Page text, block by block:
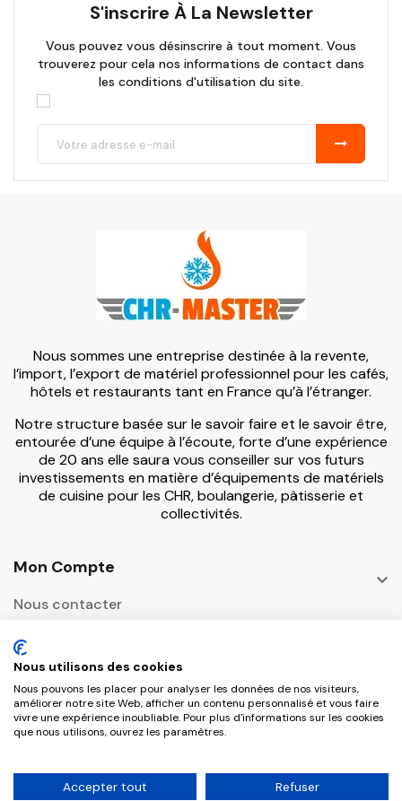
S'inscrire À La Newsletter
Vous pouvez vous désinscrire à tout moment. Vous
trouverez pour cela nos informations de contact dans
les conditions d'utilisation du site.
Nous sommes une entreprise destinée à la revente,
l’import, l’export de matériel professionnel pour les cafés,
hôtels et restaurants tant en France qu’à l’étranger.
Notre structure basée sur le savoir faire et le savoir être,
entourée d’une équipe à l’écoute, forte d’une expérience
de 20 ans elle saura vous conseiller sur vos futurs
investissements en matière d’équipements de matériels
de cuisine pour les CHR, boulangerie, pâtisserie et
collectivités.
Mon Compte

Nous contacter
Informations
Adresse Postale
Copyright © 2026 CHR Master Tous droits
Nous utilisons des cookies
Nous pouvons les placer pour analyser les données de nos visiteurs,
améliorer notre site Web, afficher un contenu personnalisé et vous faire
vivre une expérience inoubliable. Pour plus d'informations sur les cookies
que nous utilisons, ouvrez les paramètres.
Accepter tout Refuser